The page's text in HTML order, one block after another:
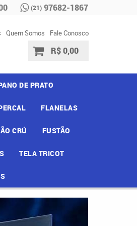
(21) 97682-1867
Quem Somos Fale Conosco
R$ 0,00
DE PRATO
FLANELAS
CRÚ FUSTÃO
TELA TRICOT